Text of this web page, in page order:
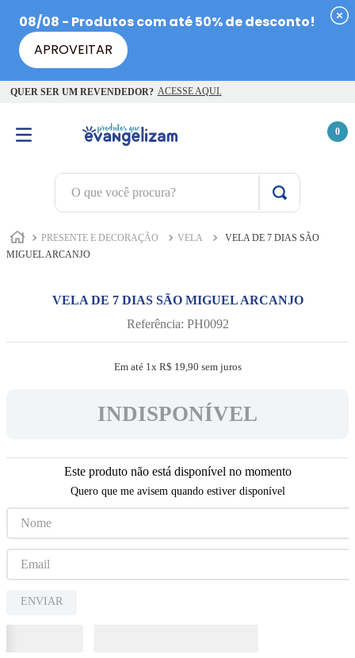
QUER SER UM REVENDEDOR? ACESSE AQUI.
0
O que você procura?
PRESENTE E DECORAÇÃO VELA
VELA DE 7 DIAS SÃO
MIGUEL ARCANJO
VELA DE 7 DIAS SÃO MIGUEL ARCANJO
Referência: PH0092
Em até 1 x R$ 19 90 sem juros
INDISPONÍVEL
Este produto não está disponível no momento
Quero que me avisem quando estiver disponível
ENVIAR
TERMOS MAIS BUSCADOS
3º
biblia
5 º
camiseta
7º
jesus santa chagas
9º
biblia sagrada